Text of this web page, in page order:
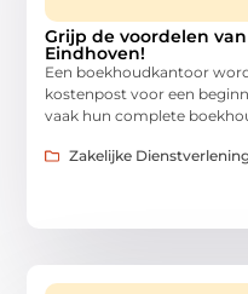
Grijp de voordelen
Eindhoven!
Een boekhoudkantoor
kostenpost voor een
vaak hun complete
Zakelijke